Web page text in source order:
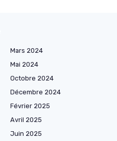
Mars 2024
Mai 2024
Octobre 2024
Décembre 2024
Février 2025
Avril 2025
Juin 2025